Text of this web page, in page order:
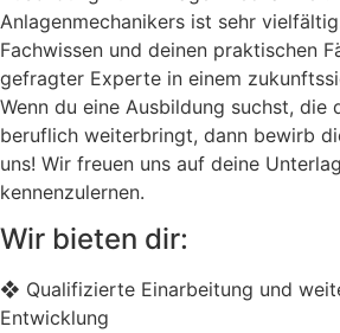
Anlagenmechanikers ist sehr
Fachwissen und deinen praktischen
gefragter Experte in einem
Wenn du eine Ausbildung suchst,
beruflich weiterbringt, dann bewirb
uns! Wir freuen uns auf deine
kennenzulernen.
Wir bieten dir:
❖ Qualifizierte Einarbeitung und
Entwicklung